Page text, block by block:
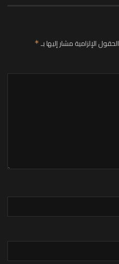
الحقول الإلزامية مشار إليها بـ*